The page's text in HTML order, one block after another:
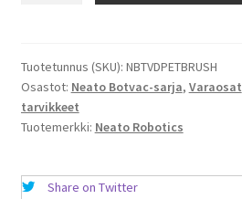
sarjan
Pet
&
Allergy
määrä
Tuotetunnus (SKU): NBTVDPETBRUSH
Osastot: Neato Botvac-sarja, Varaosat
tarvikkeet
Tuotemerkki: Neato Robotics
Share on Twitter